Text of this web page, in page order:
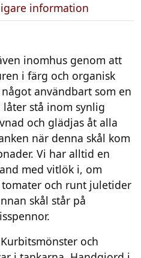
information
inomhus genom att
i färg och organisk
användbart som en
stå inom synlig
och glädjas åt alla
när denna skål kom
Vi har alltid en
med vitlök i, om
och runt juletider
skål står på
och